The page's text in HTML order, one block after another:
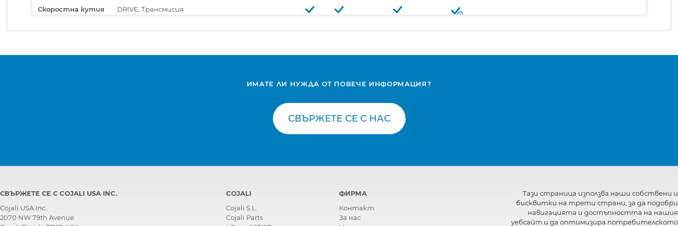
Скоростна кутия DRIVE, Трансмисия
ИМАТЕ ЛИ НУЖДА ОТ ПОВЕЧЕ ИНФОРМАЦИЯ?
СВЪРЖЕТЕ СЕ С НАС
СВЪРЖЕТЕ СЕ С COJALI USA INC.
Cojali USA Inc.
2070 NW 79th Avenue
COJALI
Cojali S.L.
Cojali Parts
ФИРМА
Контакт
За нас
Тази страница използва наши собствени и
бисквитки на трети страни, за да подобри
навигацията и достъпността на нашия
уебсайт и да оптимизира потребителското